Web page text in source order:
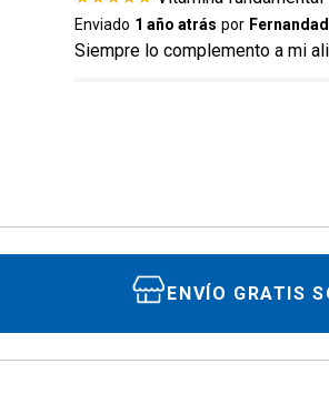
ENVIAR COMENTARIO
Enviado 1 año atrás por
Siempre lo complemento a mi
ENVÍO GRATIS